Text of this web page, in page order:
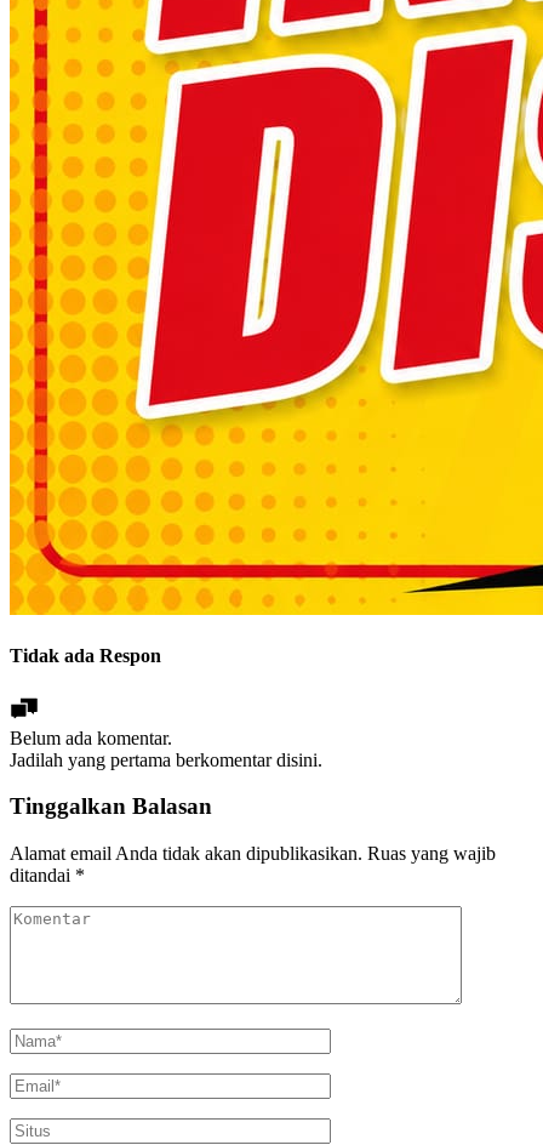
Tidak ada Respon
Belum ada komentar.
Jadilah yang pertama berkomentar disini.
Tinggalkan Balasan
Alamat email Anda tidak akan dipublikasikan. Ruas yang wajib
ditandai *